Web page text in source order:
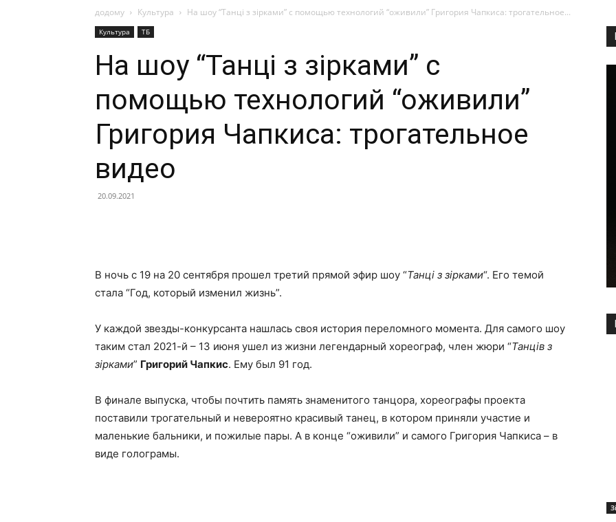
додому Культура На шоу “Танці з зірками” с помощью технологий “оживили” Григория Чапкиса: трогательное...
Культура ТБ
На шоу “Танці з зірками” с
помощью технологий “оживили”
Григория Чапкиса: трогательное
видео
20.09.2021
В ночь с 19 на 20 сентября прошел третий прямой эфир шоу “Танці з зірками“. Его темой
стала “Год, который изменил жизнь”.
У каждой звезды-конкурсанта нашлась своя история переломного момента. Для самого шоу
таким стал 2021-й – 13 июня ушел из жизни легендарный хореограф, член жюри “Танців з
зірками” Григорий Чапкис. Ему был 91 год.
В финале выпуска, чтобы почтить память знаменитого танцора, хореографы проекта
поставили трогательный и невероятно красивый танец, в котором приняли участие и
маленькие бальники, и пожилые пары. А в конце “оживили” и самого Григория Чапкиса – в
виде голограмы.